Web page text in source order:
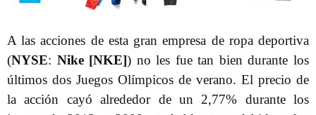
A las acciones de esta gran empresa de ropa deportiva
(NYSE: Nike [NKE]) no les fue tan bien durante los
últimos dos Juegos Olímpicos de verano. El precio de
la acción cayó alrededor de un 2,77% durante los